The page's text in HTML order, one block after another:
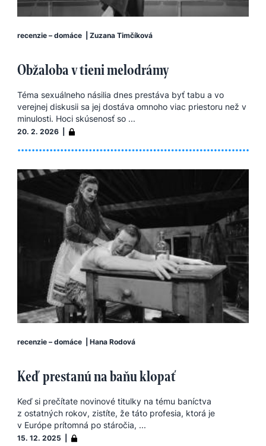
recenzie – domáce Zuzana Timčíková
Obžaloba v tieni melodrámy
Téma sexuálneho násilia dnes prestáva byť tabu a vo
verejnej diskusii sa jej dostáva omnoho viac priestoru než v
minulosti. Hoci skúsenosť so ...
20. 2. 2026 |
recenzie – domáce Hana Rodová
Keď prestanú na baňu klopať
Keď si prečítate novinové titulky na tému baníctva
z ostatných rokov, zistíte, že táto profesia, ktorá je
v Európe prítomná po stáročia, ...
15. 12. 2025 |